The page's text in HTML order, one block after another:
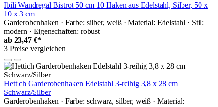
Ibili Wandregal Bistrot 50 cm 10 Haken aus Edelstahl, Silber, 50 x
10 x 3 cm
Garderobenhaken · Farbe: silber, weiß · Material: Edelstahl · Stil:
modern · Eigenschaften: robust
ab 23,47 €*
3 Preise vergleichen
Hettich Garderobenhaken Edelstahl 3-reihig 3,8 x 28 cm
Schwarz/Silber
Garderobenhaken · Farbe: schwarz, silber, weiß · Material: